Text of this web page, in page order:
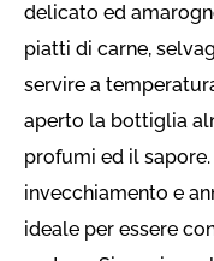
delicato ed
piatti di carne,
servire a
aperto la bottiglia
profumi ed il
invecchiamento e
ideale per essere